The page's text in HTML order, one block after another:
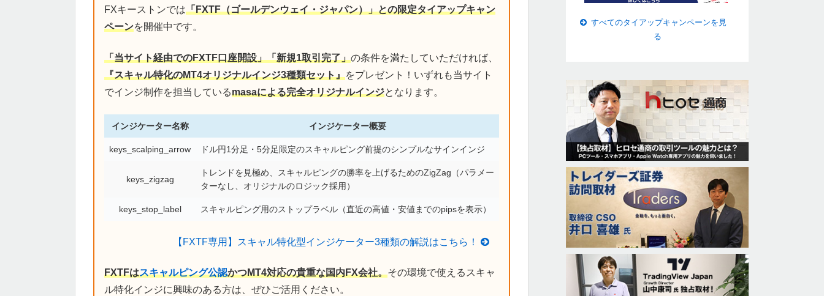
FXキーストンでは「FXTF（ゴールデンウェイ・ジャパン）」との限定タイアップキャン
ペーンを開催中です。
「当サイト経由でのFXTF口座開設」「新規1取引完了」の条件を満たしていただければ、
『スキャル特化のMT4オリジナルインジ3種類セット』をプレゼント！いずれも当サイト
でインジ制作を担当しているmasaによる完全オリジナルインジとなります。
インジケーター名称 インジケーター概要
keys_scalping_arrow ドル円1分足・5分足限定のスキャルピング前提のシンプルなサインインジ
keys_zigzag
トレンドを見極め、スキャルピングの勝率を上げるためのZigZag（パラメー
ターなし、オリジナルのロジック採用）
keys_stop_label スキャルピング用のストップラベル（直近の高値・安値までのpipsを表示）
【FXTF専用】スキャル特化型インジケーター3種類の解説はこちら！
FXTFはスキャルピング公認かつMT4対応の貴重な国内FX会社。その環境で使えるスキャ
ル特化インジに興味のある方は、ぜひご活用ください。
すべてのタイアップキャンペーンを見
る